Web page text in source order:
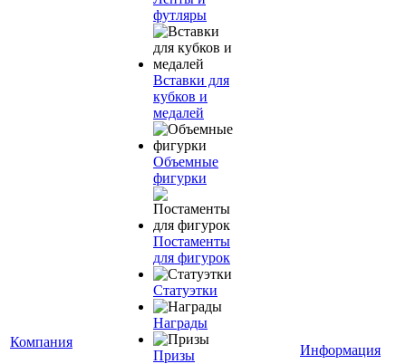
Компания
футляры
Вставки для
кубков и
медалей
Объемные
фигурки
Постаменты
для фигурок
Статуэтки
Награды
Призы
Информация